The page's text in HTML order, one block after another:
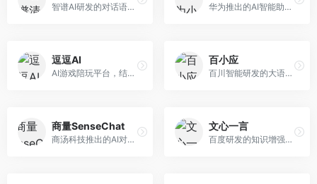
智谱AI研发的对话语言模型，支持中英双语交互。面向中文用户和开发者，提供知识问答、代码编写、文档解读等服务，开源生态完善，学术研究背景深厚。 华为推出的AI智能助手网页端，深度整合鸿蒙生态和华为云服务。面向华为设备用户，支持语音交互、智能问答、设备控制等功能，与华为硬件生态无缝衔接。
逗逗AI
AI游戏陪玩平台，结合游戏理解和自然语言交互技术。面向游戏玩家，提供游戏攻略、陪玩互动、社交聊天等服务，游戏知识丰富，互动体验有趣。
百小应
百川智能研发的大语言模型助手，专注于中文理解和生成。面向中文用户，提供知识问答、文本创作、代码辅助等服务，模型参数规模大，中文表达流畅自然。
商量SenseChat
商汤科技推出的AI对话平台，结合计算机视觉和自然语言处理技术。面向企业用户和开发者，支持多模态交互，视觉理解能力强，适合智能客服和内容创作场景。
文心一言
百度研发的知识增强大语言模型，深度融合百度知识图谱和搜索能力。面向中文用户，提供知识问答、文本创作、逻辑推理等服务，中文语境理解准确，知识覆盖面广。